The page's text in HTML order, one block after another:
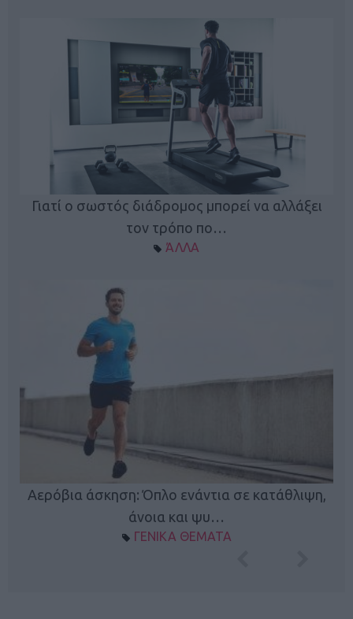
Γιατί ο σωστός διάδρομος μπορεί να αλλάξει
τον τρόπο πο…
ΆΛΛΑ
Αερόβια άσκηση: Όπλο ενάντια σε κατάθλιψη,
άνοια και ψυ…
ΓΕΝΙΚΑ ΘΕΜΑΤΑ